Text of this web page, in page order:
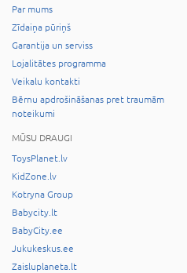
Par mums
Zīdaiņa pūriņš
Garantija un serviss
Lojalitātes programma
Veikalu kontakti
Bērnu apdrošināšanas pret traumām
noteikumi
MŪSU DRAUGI
ToysPlanet.lv
KidZone.lv
Kotryna Group
Babycity.lt
BabyCity.ee
Jukukeskus.ee
Zaisluplaneta.lt